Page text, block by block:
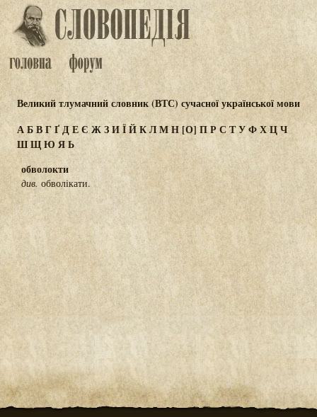
Великий тлумачний словник (ВТС) сучасної української мови
АБВГҐДЕЄ ЖЗИЇЙКЛМН[О] ПР СТУФХЦЧ
ШЩЮЯЬ
обволокти
див. обволікати.